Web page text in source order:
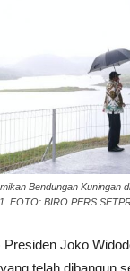
Bendungan Kuningan
FOTO: BIRO PERS
Presiden Joko